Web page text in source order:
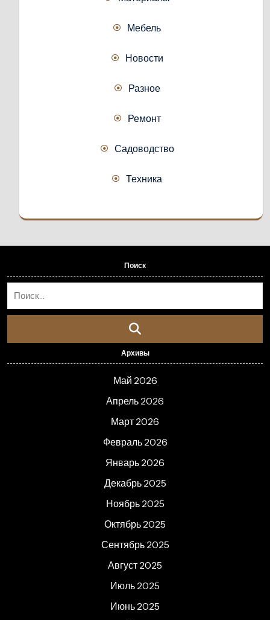
Мебель
Новости
Разное
Ремонт
Садоводство
Техника
Поиск
Архивы
Май 2026
Апрель 2026
Март 2026
Февраль 2026
Январь 2026
Декабрь 2025
Ноябрь 2025
Октябрь 2025
Сентябрь 2025
Август 2025
Июль 2025
Июнь 2025